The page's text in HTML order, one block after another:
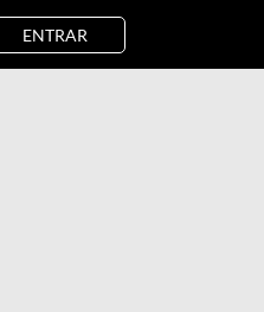
ENTRAR